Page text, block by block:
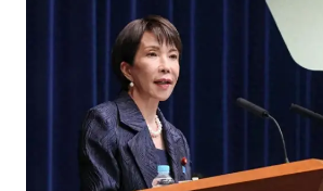
奋进开新局